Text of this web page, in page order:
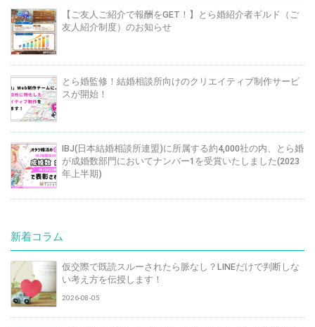
【ご友人ご紹介で報酬をGET！】とら婚紹介者ギルド（ご
友人紹介制度）のお知らせ
とら婚監修！結婚相談所向けのクリエイティブ制作サービ
スが開始！
IBJ(日本結婚相談所連盟)に所属する約4,000社の内、とら婚
が成婚数部門においてナンバー1を受賞いたしました(2023
年上半期)
新着コラム
仮交際で既読スルーされたら脈なし？LINEだけで判断しな
い考え方を伝授します！
2026-08-05